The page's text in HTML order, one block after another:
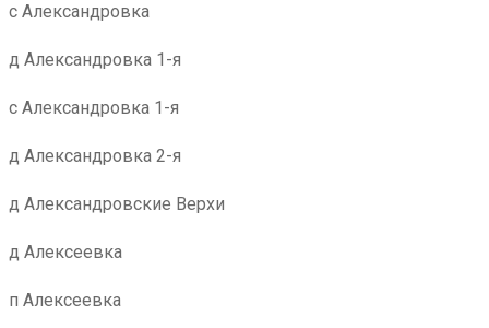
с Александровка
д Александровка 1-я
с Александровка 1-я
д Александровка 2-я
д Александровские Верхи
д Алексеевка
п Алексеевка